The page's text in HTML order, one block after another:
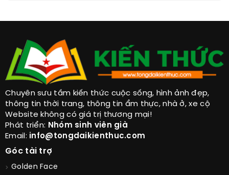
Chuyên sưu tầm kiến thức cuộc sống, hình ảnh đẹp,
thông tin thời trang, thông tin ẩm thực, nhà ở, xe cộ
Website không có giá trị thương mại!
Phát triển: Nhóm sinh viên già
Email: info@tongdaikienthuc.com
Góc tài trợ
Golden Face